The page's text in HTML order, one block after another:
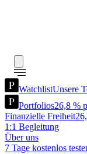
WatchlistUnsere
Portfolios26,8 %
Finanzielle Freiheit
1:1 Begleitung
Über uns
7 Tage kostenlos